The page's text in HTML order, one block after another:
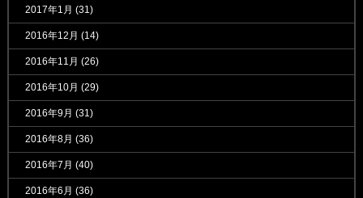
2017年1月 (31)
2016年12月 (14)
2016年11月 (26)
2016年10月 (29)
2016年9月 (31)
2016年8月 (36)
2016年7月 (40)
2016年6月 (36)